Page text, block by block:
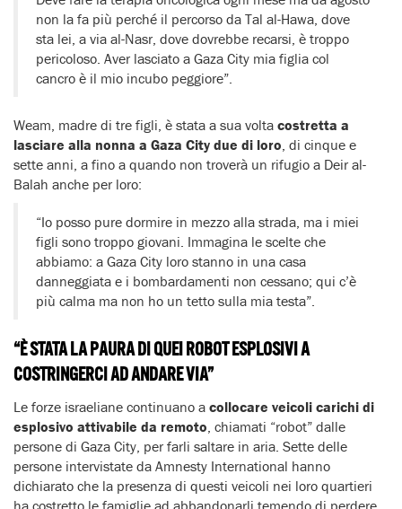
non la fa più perché il percorso da Tal al-Hawa, dove
sta lei, a via al-Nasr, dove dovrebbe recarsi, è troppo
pericoloso. Aver lasciato a Gaza City mia figlia col
cancro è il mio incubo peggiore”.
Weam, madre di tre figli, è stata a sua volta costretta a
lasciare alla nonna a Gaza City due di loro , di cinque e
sette anni, a fino a quando non troverà un rifugio a Deir al-
Balah anche per loro:
“Io posso pure dormire in mezzo alla strada, ma i miei
figli sono troppo giovani. Immagina le scelte che
abbiamo: a Gaza City loro stanno in una casa
danneggiata e i bombardamenti non cessano; qui c’è
più calma ma non ho un tetto sulla mia testa”.
“È STATA LA PAURA DI QUEI ROBOT ESPLOSIVI A
COSTRINGERCI AD ANDARE VIA”
Le forze israeliane continuano a collocare veicoli carichi di
esplosivo attivabile da remoto , chiamati “robot” dalle
persone di Gaza City, per farli saltare in aria. Sette delle
persone intervistate da Amnesty International hanno
dichiarato che la presenza di questi veicoli nei loro quartieri
ha costretto le famiglie ad abbandonarli temendo di perdere